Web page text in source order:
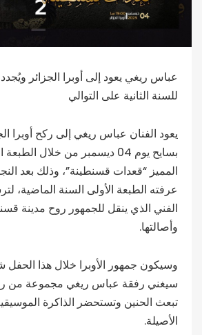
عباس ريغي يعود إلى أوبرا الجزائر
للسنة الثانية على التوالي
يعود الفنان عباس ريغي إلى ركح أوبرا
بسايح يوم 04 ديسمبر من خلال
المميز “قعدات قسنطينة”، وذلك بعد
عرفته الطبعة الأولى السنة الماضية،
الفني الذي ينقل للجمهور روح مدينة
وأصالتها.
وسيكون جمهور الأوبرا خلال هذا الحفل
سيغني رفقة عباس ريغي مجموعة من
تبعث الحنين وتستحضر الذاكرة
الأصيلة.